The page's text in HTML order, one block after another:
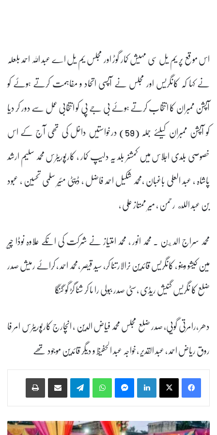
اس موقع پر یم یل سی مہیش کمار گوڑ اور مجلس یم یل اے عبد اللہ احمد بلعلہ
نے کہا کہ کانگریس اور مجلس نے آپسی اتحاد و مفاہمت کرتے ہوئے کو
آپشن ممبران کا انتخاب کرتے ہوئے بی جے پی کو انتخابی عمل سے دور کر دیا
کو آپشن ممبران کیلئے جملہ (59) درخواستیں داخل کی تھی آج کے اس
خصوصی بلدی اجلاس میں کمشنر بلد یہ دلیپ کمار ، کارپوریٹرس محمد سلیم ارشد
پاشاہ ، عبد العلی باغبان ،محمد شکیل احمد فاضل ، ڈپٹی مئیر سلمی تحسین ، عبود
بن عبد الله رحمن ، میر ممتاز علی ،
محمد سراج الدين . محمد انور , محمد امتیاز نے شرکت کی انکے علاوہ نوڈا چیر
مین کیشو وینو ، کانگریس قائدین نرالارتنا کر، سید قیصر ،محمد احمد ، کرائے رمیش صدر
ضلع کا نگریس گنیش ریڈی ،سٹی صدر ببولی را ما کر شنا گڑ گو گنگا
دھر ،رامرتی گویی، صدر ضلع مجلس محمد فیاض الدین ، انچارج کارپوریٹرس امر فا
روق ریاض احمد ، عبد القدیر ،خواجہ عبد الحفیظ و دیگر قائدین موجود تھے
LinkedIn
WhatsApp
Telegram
ش